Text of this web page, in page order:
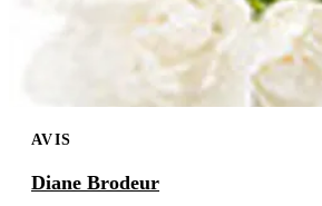
AVIS
Diane Brodeur